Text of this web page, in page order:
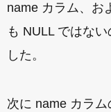
name カラム、お
も NULL ではな
した。
次に name カラ